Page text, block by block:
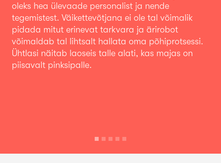
oleks hea ülevaade personalist ja nende
tegemistest. Väikettevõtjana ei ole tal võimalik
pidada mitut erinevat tarkvara ja ärirobot
võimaldab tal lihtsalt hallata oma põhiprotsessi.
Ühtlasi näitab laoseis talle alati, kas majas on
piisavalt pinksipalle.